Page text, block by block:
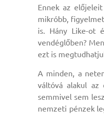
Ennek az
mikróbb,
is. Hány Like-ot
vendéglőben?
ezt is
A minden, a
váltóvá alakul az
semmivel sem
nemzeti pénzek